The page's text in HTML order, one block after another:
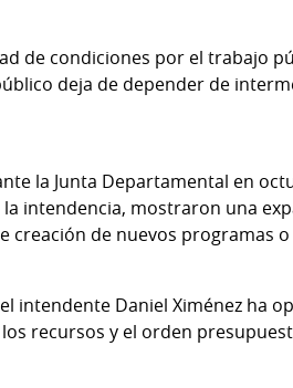
de condiciones por el trabajo
deja de depender de
la Junta Departamental en
intendencia, mostraron una
creación de nuevos programas
intendente Daniel Ximénez ha
recursos y el orden